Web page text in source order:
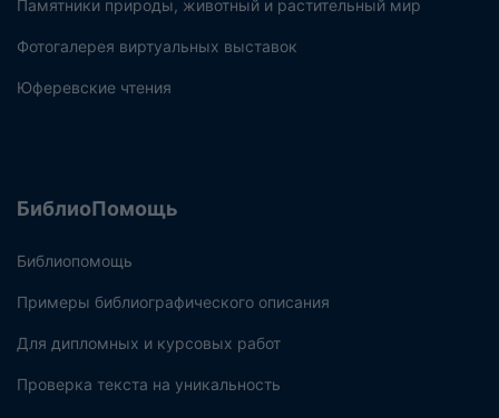
Памятники природы, животный и растительный мир
Фотогалерея виртуальных выставок
Юферевские чтения
БиблиоПомощь
Библиопомощь
Примеры библиографического описания
Для дипломных и курсовых работ
Проверка текста на уникальность